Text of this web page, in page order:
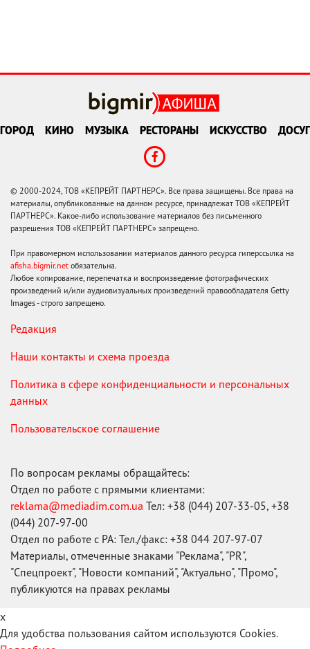
ГОРОД КИНО МУЗЫКА РЕСТОРАНЫ ИСКУССТВО ДОСУГ
© 2000-2024, ТОВ «КЕПРЕЙТ ПАРТНЕРС». Все права защищены. Все права на
материалы, опубликованные на данном ресурсе, принадлежат ТОВ «КЕПРЕЙТ
ПАРТНЕРС». Какое-либо использование материалов без письменного
разрешения ТОВ «КЕПРЕЙТ ПАРТНЕРС» запрещено.
При правомерном использовании материалов данного ресурса гиперссылка на
afisha.bigmir.net обязательна.
Любое копирование, перепечатка и воспроизведение фотографических
произведений и/или аудиовизуальных произведений правообладателя Getty
Images - строго запрещено.
Редакция
Наши контакты и схема проезда
Политика в сфере конфиденциальности и персональных
данных
Пользовательское соглашение
По вопросам рекламы обращайтесь:
Отдел по работе с прямыми клиентами:
reklama@mediadim.com.ua Тел: +38 (044) 207-33-05, +38
(044) 207-97-00
Отдел по работе с РА: Тел./факс: +38 044 207-97-07
Материалы, отмеченные знаками "Реклама", "PR",
"Спецпроект", "Новости компаний", "Актуально", "Промо",
публикуются на правах рекламы
x
Для удобства пользования сайтом используются Cookies.